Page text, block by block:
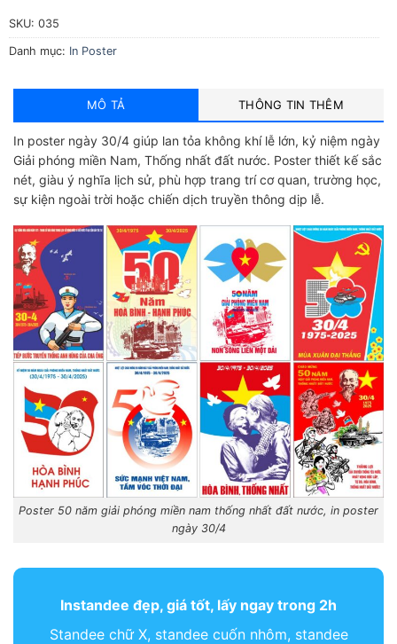
SKU: 035
Danh mục: In Poster
MÔ TẢ THÔNG TIN THÊM
In poster ngày 30/4 giúp lan tỏa không khí lễ lớn, kỷ niệm ngày
Giải phóng miền Nam, Thống nhất đất nước. Poster thiết kế sắc
nét, giàu ý nghĩa lịch sử, phù hợp trang trí cơ quan, trường học,
sự kiện ngoài trời hoặc chiến dịch truyền thông dịp lễ.
Poster 50 năm giải phóng miền nam thống nhất đất nước, in poster
ngày 30/4
Instandee đẹp, giá tốt, lấy ngay trong 2h
Standee chữ X, standee cuốn nhôm, standee